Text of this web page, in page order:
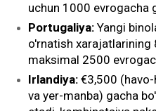
uchun 1000 evrogacha
Portugaliya: Yangi
o'rnatish xarajatlarining
maksimal 2500
Irlandiya: €3,500
va yer-manba) gacha